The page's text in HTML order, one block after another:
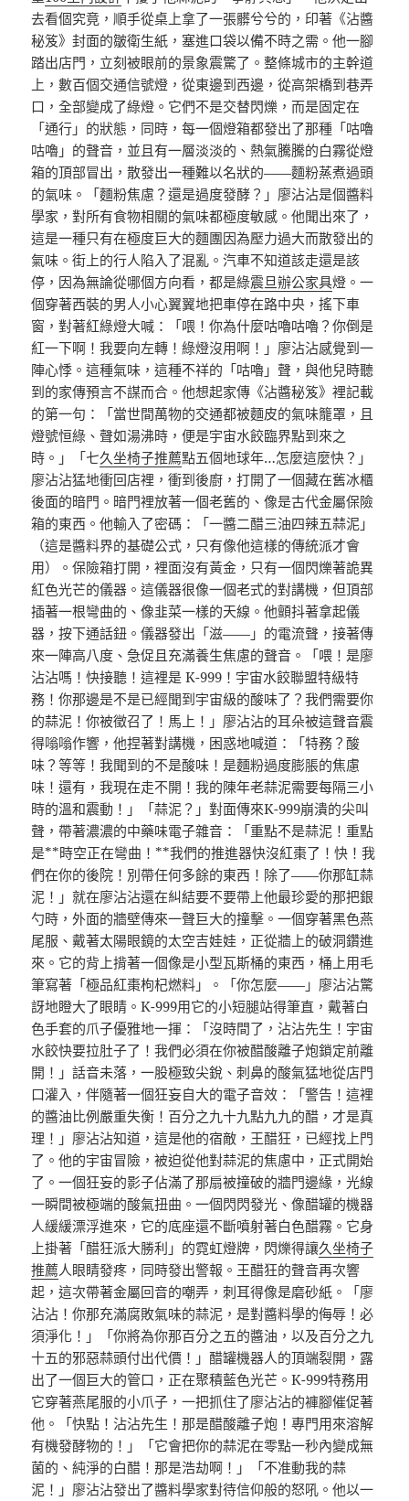
去看個究竟，順手從桌上拿了一張髒兮兮的，印著《沾醬
秘笈》封面的皺衛生紙，塞進口袋以備不時之需。他一腳
踏出店門，立刻被眼前的景象震驚了。整條城市的主幹道
上，數百個交通信號燈，從東邊到西邊，從高架橋到巷弄
口，全部變成了綠燈。它們不是交替閃爍，而是固定在
「通行」的狀態，同時，每一個燈箱都發出了那種「咕嚕
咕嚕」的聲音，並且有一層淡淡的、熱氣騰騰的白霧從燈
箱的頂部冒出，散發出一種難以名狀的——麵粉蒸煮過頭
的氣味。「麵粉焦慮？還是過度發酵？」廖沾沾是個醬料
學家，對所有食物相關的氣味都極度敏感。他聞出來了，
這是一種只有在極度巨大的麵團因為壓力過大而散發出的
氣味。街上的行人陷入了混亂。汽車不知道該走還是該
停，因為無論從哪個方向看，都是綠震旦辦公家具燈。一
個穿著西裝的男人小心翼翼地把車停在路中央，搖下車
窗，對著紅綠燈大喊：「喂！你為什麼咕嚕咕嚕？你倒是
紅一下啊！我要向左轉！綠燈沒用啊！」廖沾沾感覺到一
陣心悸。這種氣味，這種不祥的「咕嚕」聲，與他兒時聽
到的家傳預言不謀而合。他想起家傳《沾醬秘笈》裡記載
的第一句：「當世間萬物的交通都被麵皮的氣味籠罩，且
燈號恒綠、聲如湯沸時，便是宇宙水餃臨界點到來之
時。」「七久坐椅子推薦點五個地球年…怎麼這麼快？」
廖沾沾猛地衝回店裡，衝到後廚，打開了一個藏在舊冰櫃
後面的暗門。暗門裡放著一個老舊的、像是古代金屬保險
箱的東西。他輸入了密碼：「一醬二醋三油四辣五蒜泥」
（這是醬料界的基礎公式，只有像他這樣的傳統派才會
用）。保險箱打開，裡面沒有黃金，只有一個閃爍著詭異
紅色光芒的儀器。這儀器很像一個老式的對講機，但頂部
插著一根彎曲的、像韭菜一樣的天線。他顫抖著拿起儀
器，按下通話鈕。儀器發出「滋——」的電流聲，接著傳
來一陣高八度、急促且充滿養生焦慮的聲音。「喂！是廖
沾沾嗎！快接聽！這裡是 K-999！宇宙水餃聯盟特級特
務！你那邊是不是已經聞到宇宙級的酸味了？我們需要你
的蒜泥！你被徵召了！馬上！」廖沾沾的耳朵被這聲音震
得嗡嗡作響，他捏著對講機，困惑地喊道：「特務？酸
味？等等！我聞到的不是酸味！是麵粉過度膨脹的焦慮
味！還有，我現在走不開！我的陳年老蒜泥需要每隔三小
時的溫和震動！」「蒜泥？」對面傳來K-999崩潰的尖叫
聲，帶著濃濃的中藥味電子雜音：「重點不是蒜泥！重點
是**時空正在彎曲！**我們的推進器快沒紅棗了！快！我
們在你的後院！別帶任何多餘的東西！除了——你那缸蒜
泥！」就在廖沾沾還在糾結要不要帶上他最珍愛的那把銀
勺時，外面的牆壁傳來一聲巨大的撞擊。一個穿著黑色燕
尾服、戴著太陽眼鏡的太空吉娃娃，正從牆上的破洞鑽進
來。它的背上揹著一個像是小型瓦斯桶的東西，桶上用毛
筆寫著「極品紅棗枸杞燃料」。「你怎麼——」廖沾沾驚
訝地瞪大了眼睛。K-999用它的小短腿站得筆直，戴著白
色手套的爪子優雅地一揮：「沒時間了，沾沾先生！宇宙
水餃快要拉肚子了！我們必須在你被醋酸離子炮鎖定前離
開！」話音未落，一股極致尖銳、刺鼻的酸氣猛地從店門
口灌入，伴隨著一個狂妄自大的電子音效：「警告！這裡
的醬油比例嚴重失衡！百分之九十九點九九的醋，才是真
理！」廖沾沾知道，這是他的宿敵，王醋狂，已經找上門
了。他的宇宙冒險，被迫從他對蒜泥的焦慮中，正式開始
了。一個狂妄的影子佔滿了那扇被撞破的牆門邊緣，光線
一瞬間被極端的酸氣扭曲。一個閃閃發光、像醋罐的機器
人緩緩漂浮進來，它的底座還不斷噴射著白色醋霧。它身
上掛著「醋狂派大勝利」的霓虹燈牌，閃爍得讓久坐椅子
推薦人眼睛發疼，同時發出警報。王醋狂的聲音再次響
起，這次帶著金屬回音的嘲弄，刺耳得像是磨砂紙。「廖
沾沾！你那充滿腐敗氣味的蒜泥，是對醬料學的侮辱！必
須淨化！」「你將為你那百分之五的醬油，以及百分之九
十五的邪惡蒜頭付出代價！」醋罐機器人的頂端裂開，露
出了一個巨大的管口，正在聚積藍色光芒。K-999特務用
它穿著燕尾服的小爪子，一把抓住了廖沾沾的褲腳催促著
他。「快點！沾沾先生！那是醋酸離子炮！專門用來溶解
有機發酵物的！」「它會把你的蒜泥在零點一秒內變成無
菌的、純淨的白醋！那是浩劫啊！」「不准動我的蒜
泥！」廖沾沾發出了醬料學家對待信仰般的怒吼。他以一